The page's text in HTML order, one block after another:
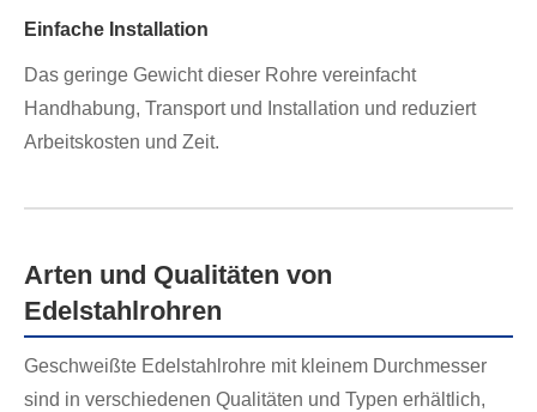
Einfache Installation
Das geringe Gewicht dieser Rohre vereinfacht
Handhabung, Transport und Installation und reduziert
Arbeitskosten und Zeit.
Arten und Qualitäten von
Edelstahlrohren
Geschweißte Edelstahlrohre mit kleinem Durchmesser
sind in verschiedenen Qualitäten und Typen erhältlich,